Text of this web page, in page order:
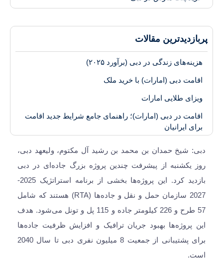
پر‌بازدیدترین مقالات
هزینه‌های زندگی در دبی (برآورد ۲۰۲۵)
اقامت دبی (امارات) با خرید ملک
ویزای طلایی امارات
اقامت در دبی (امارات)؛ راهنمای جامع شرایط جدید اقامت
برای ایرانیان
دبی: شیخ حمدان بن محمد بن رشید آل مکتوم، ولیعهد دبی،
روز یکشنبه از پیشرفت چندین پروژه بزرگ جاده‌ای در دبی
بازدید کرد. این پروژه‌ها بخشی از برنامه استراتژیک 2025-
2027 سازمان حمل و نقل و جاده‌ها (RTA) هستند که شامل
57 طرح و 226 کیلومتر جاده و 115 پل و تونل می‌شود. هدف
این پروژه‌ها بهبود جریان ترافیک و افزایش ظرفیت جاده‌ها
برای پشتیبانی از جمعیت 8 میلیون نفری دبی تا سال 2040
است.